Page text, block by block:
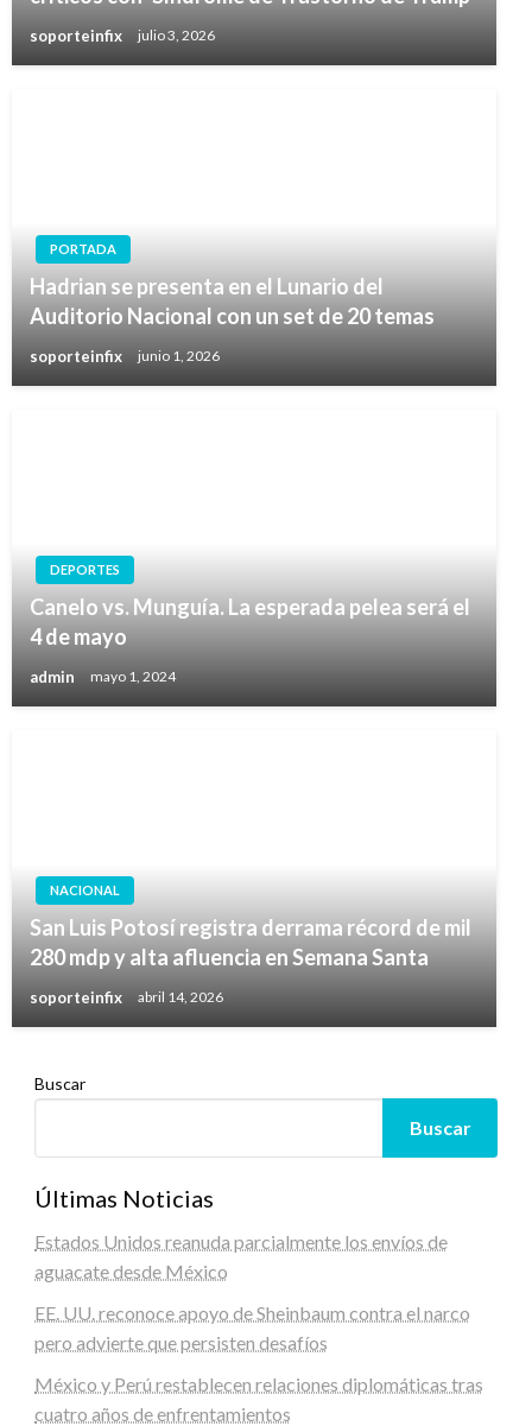
soporteinfix julio 3, 2026
PORTADA
Hadrian se presenta en el Lunario del
Auditorio Nacional con un set de 20 temas
soporteinfix junio 1, 2026
DEPORTES
Canelo vs. Munguía. La esperada pelea será el
4 de mayo
admin mayo 1, 2024
NACIONAL
San Luis Potosí registra derrama récord de mil
280 mdp y alta afluencia en Semana Santa
soporteinfix abril 14, 2026
Buscar
Buscar
Últimas Noticias
Estados Unidos reanuda parcialmente los envíos de
aguacate desde México
EE. UU. reconoce apoyo de Sheinbaum contra el narco
pero advierte que persisten desafíos
México y Perú restablecen relaciones diplomáticas tras
cuatro años de enfrentamientos